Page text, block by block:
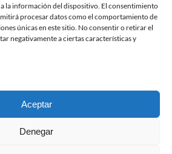
la información del dispositivo. El consentimiento
procesar datos como el comportamiento de
únicas en este sitio. No consentir o retirar el
negativamente a ciertas características y
Aceptar
Denegar
de Estudios Clásicos
107. Madrid, 28006.
915617236
reservados © Fundación Pastor. Sitio web
de contratación